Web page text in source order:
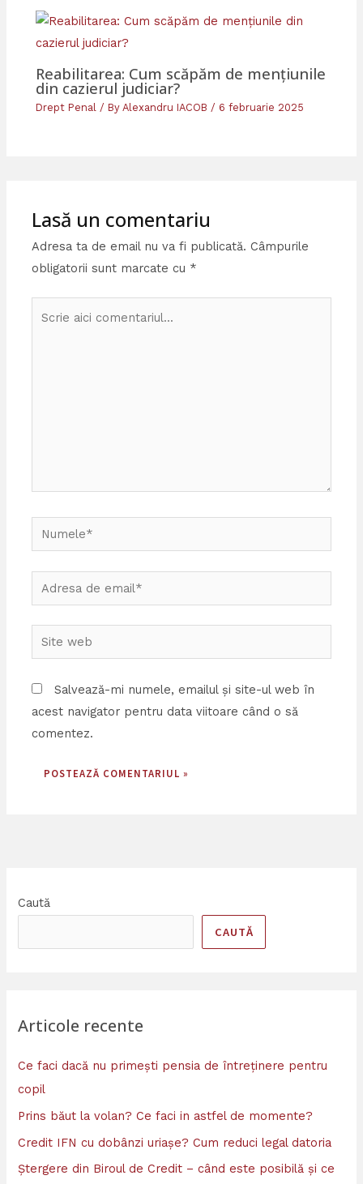
Reabilitarea: Cum scăpăm de mențiunile
din cazierul judiciar?
Drept Penal / ByAlexandru IACOB/ 6 februarie 2025
Lasă un comentariu
Adresa ta de email nu va fi publicată. Câmpurile
obligatorii sunt marcate cu *
Numele*
Adresa
de
email*
Site
web
Salvează-mi numele, emailul și site-ul web în
acest navigator pentru data viitoare când o să
comentez.
Caută
CAUTĂ
Articole recente
Ce faci dacă nu primești pensia de întreținere pentru
copil
Prins băut la volan? Ce faci in astfel de momente?
Credit IFN cu dobânzi uriașe? Cum reduci legal datoria
Ștergere din Biroul de Credit – când este posibilă și ce